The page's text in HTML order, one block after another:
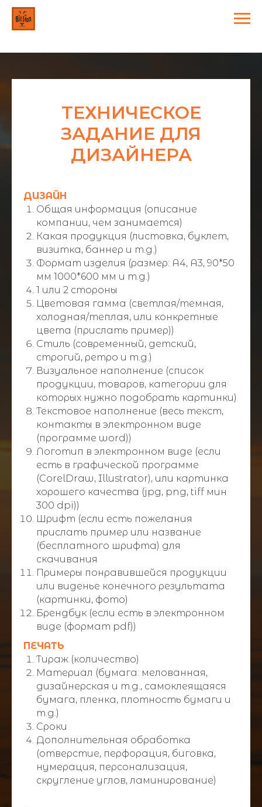
ТЕХНИЧЕСКОЕ
ЗАДАНИЕ ДЛЯ
ДИЗАЙНЕРА
ДИЗАЙН
Общая информация (описание
компании, чем занимается)
Какая продукция (листовка, буклет,
визитка, баннер и т.д.)
Формат изделия (размер: А4, А3, 90*50
мм 1000*600 мм и т.д.)
1 или 2 стороны
Цветовая гамма (светлая/темная,
холодная/теплая, или конкретные
цвета (прислать пример))
Стиль (современный, детский,
строгий, ретро и т.д.)
Визуальное наполнение (список
продукции, товаров, категории для
которых нужно подобрать картинки)
Текстовое наполнение (весь текст,
контакты в электронном виде
(программе word))
Логотип в электронном виде (если
есть в графической программе
(CorelDraw, Illustrator), или картинка
хорошего качества (jpg, png, tiff мин
300 dpi))
Шрифт (если есть пожелания
прислать пример или название
(бесплатного шрифта) для
скачивания
Примеры понравившейся продукции
или виденье конечного результата
(картинки, фото)
Брендбук (если есть в электронном
виде (формат pdf))
ПЕЧАТЬ
Тираж (количество)
Материал (бумага: мелованная,
дизайнерская и т.д., самоклеящаяся
бумага, пленка, плотность бумаги и
т.д.)
Сроки
Дополнительная обработка
(отверстие, перфорация, биговка,
нумерация, персонализация,
скругление углов, ламинирование)